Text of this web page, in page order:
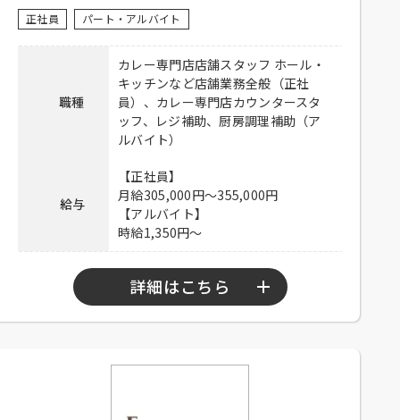
昇給有り、賞与有り、社保完備、休
服貸与、交通費一部支給（上限
50,000円／月）
【アルバイト】
制服貸与、交通費一部支給（上限
50,000円／月）
電話連絡後、履歴書持参のうえ、ご
来店ください。
03-6812-2131 担当：山下
正社員 パート・アルバイト
職種
カレー専門店店舗スタッフ ホール・
キッチンなど店舗業務全般（正社
員）、カレー専門店カウンタースタ
ッフ、レジ補助、厨房調理補助（ア
ルバイト）
給与
【正社員】
月給305,000円～355,000円
【アルバイト】
時給1,350円～
詳細はこちら